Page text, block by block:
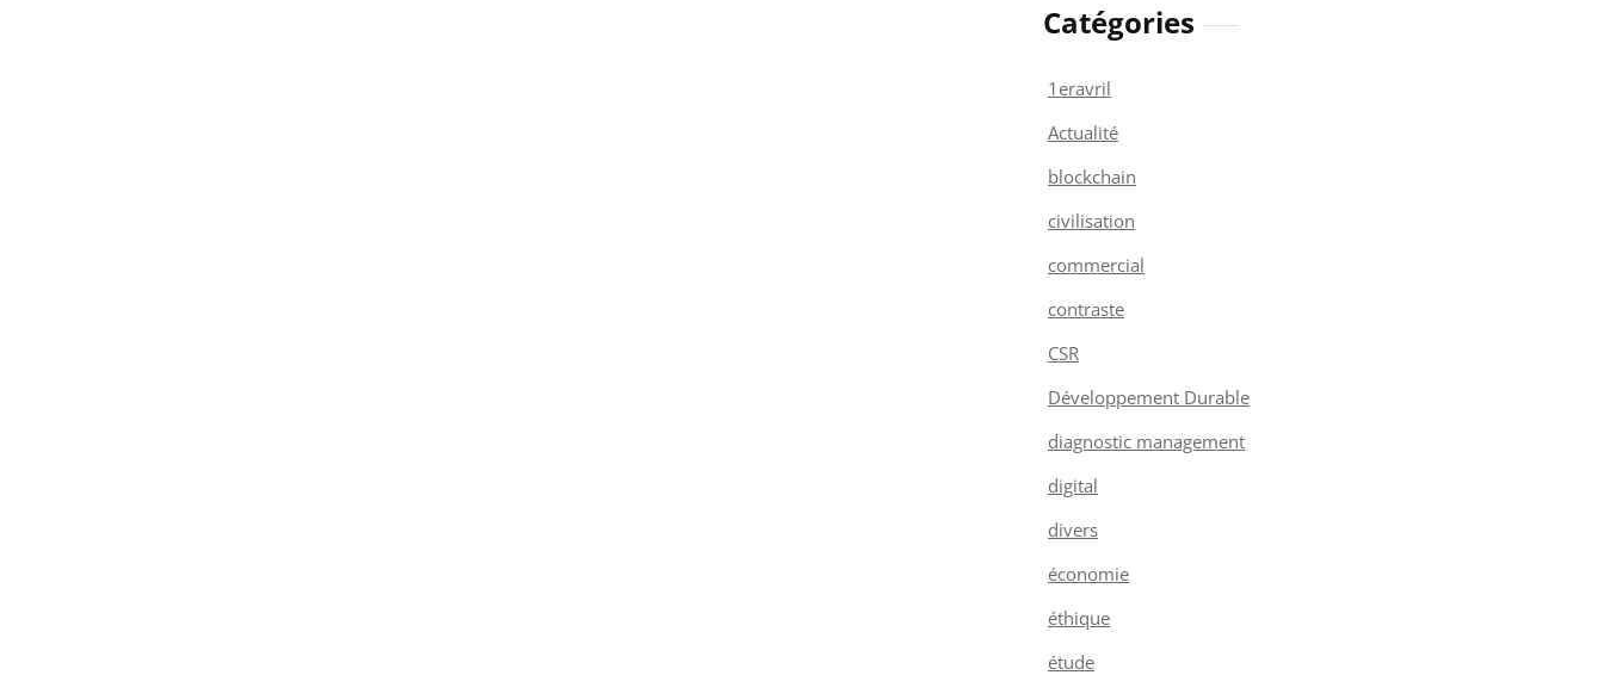
Catégories
1eravril
Actualité
blockchain
civilisation
commercial
contraste
CSR
Développement Durable
diagnostic management
digital
divers
économie
éthique
étude